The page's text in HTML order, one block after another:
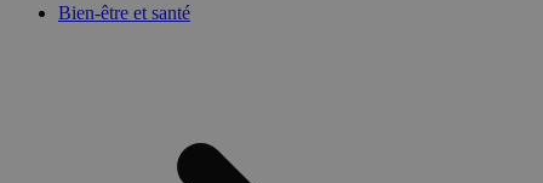
Bien-être et santé